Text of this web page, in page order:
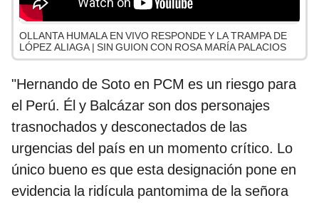
OLLANTA HUMALA EN VIVO RESPONDE Y LA TRAMPA DE
LÓPEZ ALIAGA | SIN GUION CON ROSA MARÍA PALACIOS
"Hernando de Soto en PCM es un riesgo para
el Perú. Él y Balcázar son dos personajes
trasnochados y desconectados de las
urgencias del país en un momento crítico. Lo
único bueno es que esta designación pone en
evidencia la ridícula pantomima de la señora